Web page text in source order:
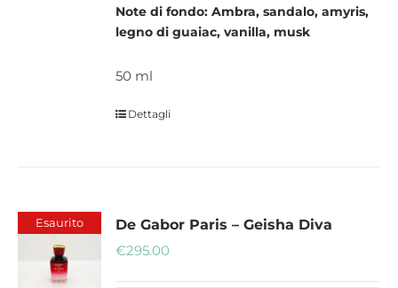
Note di fondo: Ambra, sandalo, amyris,
legno di guaiac, vanilla, musk
50 ml
Dettagli
Esaurito
De Gabor Paris – Geisha Diva
€295.00